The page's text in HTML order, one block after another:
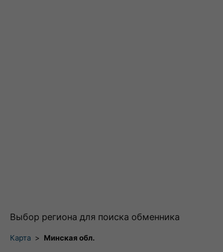
Выбор региона для поиска обменника
Карта > Минская обл.